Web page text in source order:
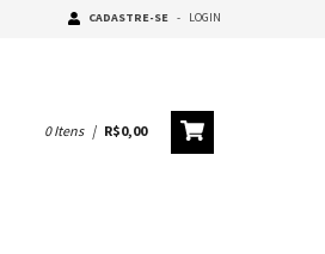
CADASTRE-SE - LOGIN
0Itens | R$0,00